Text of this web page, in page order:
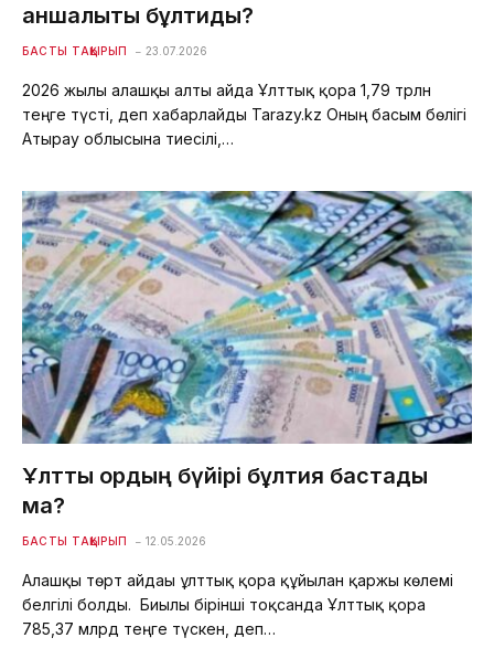
қаншалықты бұлтиды?
БАСТЫ ТАҚЫРЫП 23.07.2026
2026 жылғы алғашқы алты айда Ұлттық қорға 1,79 трлн
теңге түсті, деп хабарлайды Tarazy.kz Оның басым бөлігі
Атырау облысына тиесілі,…
Ұлттық қордың бүйірі бұлтия бастады
ма?
БАСТЫ ТАҚЫРЫП 12.05.2026
Алғашқы төрт айдағы ұлттық қорға құйылған қаржы көлемі
белгілі болды. Биылғы бірінші тоқсанда Ұлттық қорға
785,37 млрд теңге түскен, деп…